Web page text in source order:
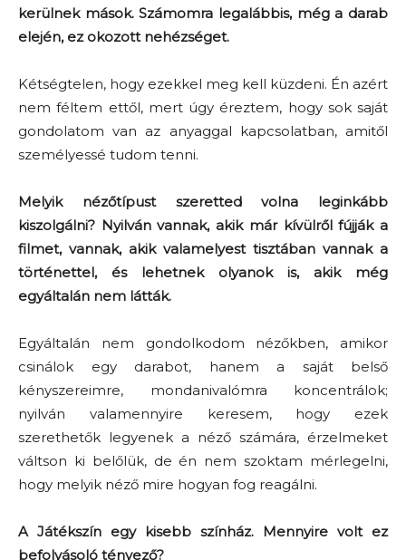
kerülnek mások. Számomra legalábbis, még a darab
elején, ez okozott nehézséget.
Kétségtelen, hogy ezekkel meg kell küzdeni. Én azért
nem féltem ettől, mert úgy éreztem, hogy sok saját
gondolatom van az anyaggal kapcsolatban, amitől
személyessé tudom tenni.
Melyik nézőtípust szeretted volna leginkább
kiszolgálni? Nyilván vannak, akik már kívülről fújják a
filmet, vannak, akik valamelyest tisztában vannak a
történettel, és lehetnek olyanok is, akik még
egyáltalán nem látták.
Egyáltalán nem gondolkodom nézőkben, amikor
csinálok egy darabot, hanem a saját belső
kényszereimre, mondanivalómra koncentrálok;
nyilván valamennyire keresem, hogy ezek
szerethetők legyenek a néző számára, érzelmeket
váltson ki belőlük, de én nem szoktam mérlegelni,
hogy melyik néző mire hogyan fog reagálni.
A Játékszín egy kisebb színház. Mennyire volt ez
befolyásoló tényező?